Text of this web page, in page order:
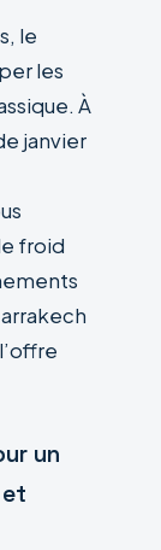
le
les
À
janvier
froid
un